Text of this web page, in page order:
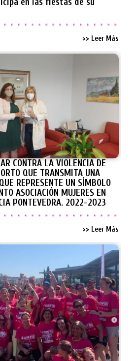
en las fiestas de su
>> Leer Más
CONTRA LA VIOLENCIA DE
QUE TRANSMITA UNA
REPRESENTE UN SÍMBOLO
ASOCIACIÓN MUJERES EN
PONTEVEDRA. 2022-2023
>> Leer Más